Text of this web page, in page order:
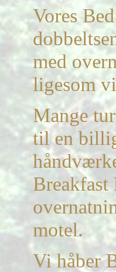
Vores
med
ligesom
Mange
til en
motel.
Vi håber